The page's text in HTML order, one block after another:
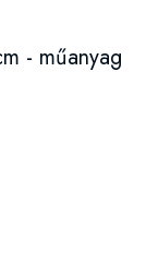
- műanyag